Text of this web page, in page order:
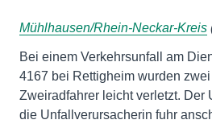
Mühlhausen/Rhein-Neckar-Kreis
Bei einem Verkehrsunfall am
4167 bei Rettigheim wurden
Zweiradfahrer leicht verletzt. Der
die Unfallverursacherin fuhr